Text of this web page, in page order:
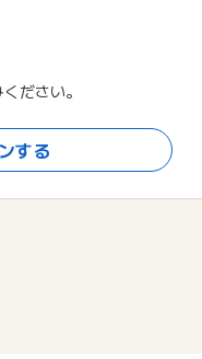
ださい。
する